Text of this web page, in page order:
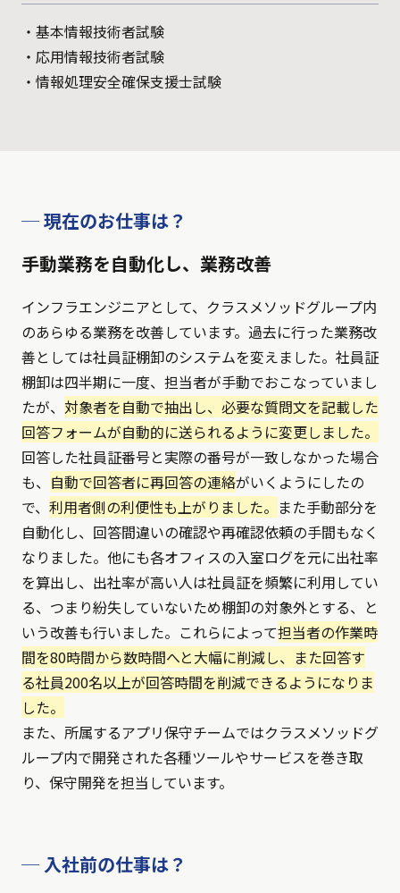
・基本情報技術者試験
・応用情報技術者試験
・情報処理安全確保支援士試験
─ 現在のお仕事は？
手動業務を自動化し、業務改善
インフラエンジニアとして、クラスメソッドグループ内
のあらゆる業務を改善しています。過去に行った業務改
善としては社員証棚卸のシステムを変えました。社員証
棚卸は四半期に一度、担当者が手動でおこなっていまし
たが、 対象者を自動で抽出し、必要な質問文を記載した
回答フォームが自動的に送られるように変更しました。
回答した社員証番号と実際の番号が一致しなかった場合
も、 自動で回答者に再回答の連絡がいくようにしたの
で、 利用者側の利便性も上がりました。 また手動部分を
自動化し、回答間違いの確認や再確認依頼の手間もなく
なりました。他にも各オフィスの入室ログを元に出社率
を算出し、出社率が高い人は社員証を頻繁に利用してい
る、つまり紛失していないため棚卸の対象外とする、と
いう改善も行いました。これらによって担当者の作業時
間を80時間から数時間へと大幅に削減し、また回答す
る社員200名以上が回答時間を削減できるようになりま
した。
また、所属するアプリ保守チームではクラスメソッドグ
ループ内で開発された各種ツールやサービスを巻き取
り、保守開発を担当しています。
─ 入社前の仕事は？